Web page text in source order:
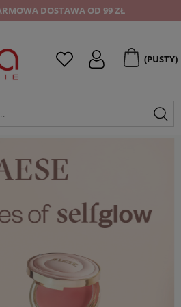
DOSTAWA OD 99 ZŁ
(PUSTY)